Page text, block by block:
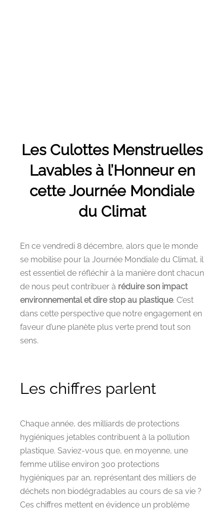
Les Culottes Menstruelles
Lavables à l’Honneur en
cette Journée Mondiale
du Climat
En ce vendredi 8 décembre, alors que le monde
se mobilise pour la Journée Mondiale du Climat, il
est essentiel de réfléchir à la manière dont chacun
de nous peut contribuer à réduire son impact
environnemental et dire stop au plastique. C’est
dans cette perspective que notre engagement en
faveur d’une planète plus verte prend tout son
sens.
Les chiffres parlent
Chaque année, des milliards de protections
hygiéniques jetables contribuent à la pollution
plastique. Saviez-vous que, en moyenne, une
femme utilise environ 300 protections
hygiéniques par an, représentant des milliers de
déchets non biodégradables au cours de sa vie ?
Ces chiffres mettent en évidence un problème